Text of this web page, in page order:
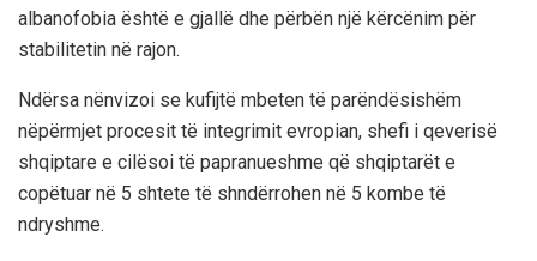
albanofobia është e gjallë dhe përbën një kërcënim për
stabilitetin në rajon.
Ndërsa nënvizoi se kufijtë mbeten të parëndësishëm
nëpërmjet procesit të integrimit evropian, shefi i qeverisë
shqiptare e cilësoi të papranueshme që shqiptarët e
copëtuar në 5 shtete të shndërrohen në 5 kombe të
ndryshme.